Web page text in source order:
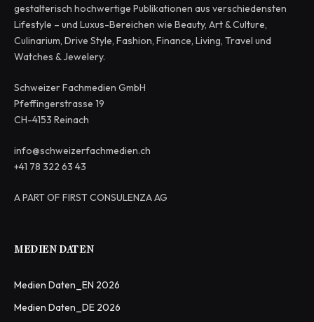
gestalterisch hochwertige Publikationen aus verschiedensten
Lifestyle – und Luxus-Bereichen wie Beauty, Art & Culture,
Culinarium, Drive Style, Fashion, Finance, Living, Travel und
Watches & Jewelery.
Schweizer Fachmedien GmbH
Pfeffingerstrasse 19
CH-4153 Reinach
info@schweizerfachmedien.ch
+41 78 322 63 43
A PART OF FIRST CONSULENZA AG
MEDIEN DATEN
Medien Daten_EN 2026
Medien Daten_DE 2026